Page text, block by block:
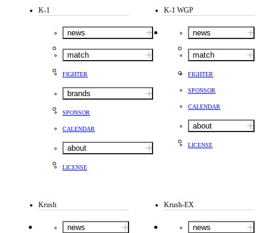
K-1
news
match
FIGHTER
brands
SPONSOR
CALENDAR
about
LICENSE
K-1 WGP
news
match
FIGHTER
SPONSOR
CALENDAR
about
LICENSE
Krush
news
Krush-EX
news